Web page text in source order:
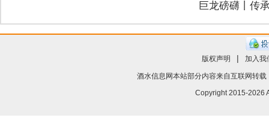
巨龙磅礴丨传
版权声明 | 加入我
酒水信息网本站部分内容来自互联网转
Copyright 2015-2026